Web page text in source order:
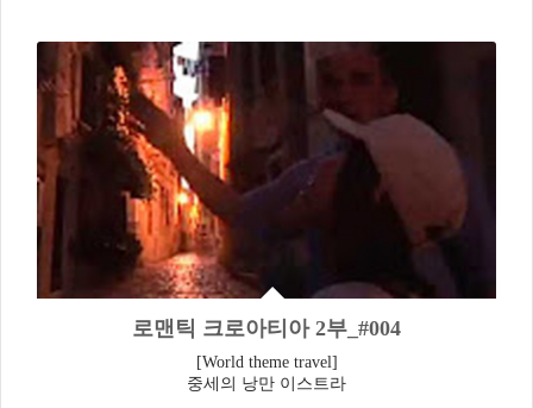
로맨틱 크로아티아 2부_#004
[World theme travel]
중세의 낭만 이스트라